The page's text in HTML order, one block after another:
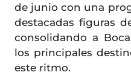
de junio con una
destacadas figuras
consolidando a
los principales
este ritmo.